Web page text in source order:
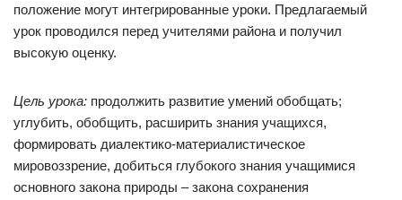
положение могут интегрированные уроки. Предлагаемый
урок проводился перед учителями района и получил
высокую оценку.
Цель урока: продолжить развитие умений обобщать;
углубить, обобщить, расширить знания учащихся,
формировать диалектико-материалистическое
мировоззрение, добиться глубокого знания учащимися
основного закона природы – закона сохранения